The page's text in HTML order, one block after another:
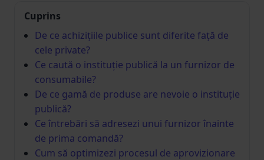
Cuprins
De ce achizițiile publice sunt diferite față de
cele private?
Ce caută o instituție publică la un furnizor de
consumabile?
De ce gamă de produse are nevoie o instituție
publică?
Ce întrebări să adresezi unui furnizor înainte
de prima comandă?
Cum să optimizezi procesul de aprovizionare